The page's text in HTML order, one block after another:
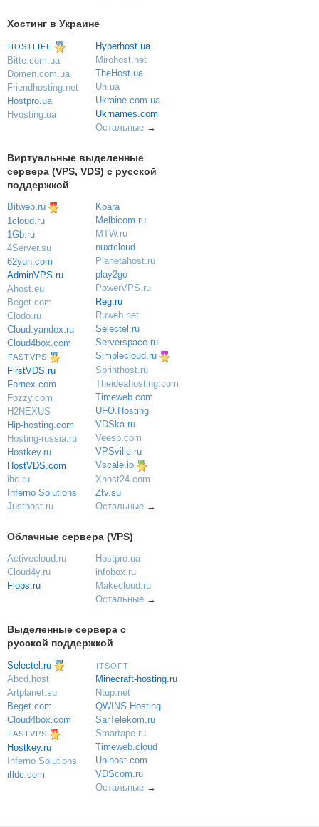
Хостинг в Украине
HOSTLIFE
Bitte.com.ua
Domen.com.ua
Friendhosting.net
Hostpro.ua
Hvosting.ua
Hyperhost.ua
Mirohost.net
TheHost.ua
Uh.ua
Ukraine.com.ua
Ukrnames.com
Остальные→
Виртуальные выделенные
сервера (VPS, VDS) с русской
поддержкой
Bitweb.ru
1cloud.ru
1Gb.ru
4Server.su
62yun.com
AdminVPS.ru
Ahost.eu
Beget.com
Clodo.ru
Cloud.yandex.ru
Cloud4box.com
FASTVPS
FirstVDS.ru
Fornex.com
Fozzy.com
H2NEXUS
Hip-hosting.com
Hosting-russia.ru
Hostkey.ru
HostVDS.com
ihc.ru
Inferno Solutions
Justhost.ru
Koara
Melbicom.ru
MTW.ru
nuxtcloud
Planetahost.ru
play2go
PowerVPS.ru
Reg.ru
Ruweb.net
Selectel.ru
Serverspace.ru
Simplecloud.ru
Sprinthost.ru
Theideahosting.com
Timeweb.com
UFO.Hosting
VDSka.ru
Veesp.com
VPSville.ru
Vscale.io
Xhost24.com
Ztv.su
Остальные→
Облачные сервера (VPS)
Activecloud.ru
Cloud4y.ru
Flops.ru
Hostpro.ua
infobox.ru
Makecloud.ru
Остальные→
Выделенные сервера с
русской поддержкой
Selectel.ru
Abcd.host
Artplanet.su
Beget.com
Cloud4box.com
FASTVPS
Hostkey.ru
Inferno Solutions
itldc.com
ITSOFT
Minecraft-hosting.ru
Ntup.net
QWINS Hosting
SarTelekom.ru
Smartape.ru
Timeweb.cloud
Unihost.com
VDScom.ru
Остальные→